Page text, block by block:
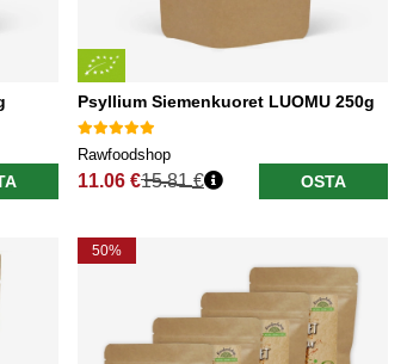
Psyllium Siemenkuoret LUOMU 250g
Rawfoodshop
11.06 €
Normaali hinta
15.81 € OSTA
50%